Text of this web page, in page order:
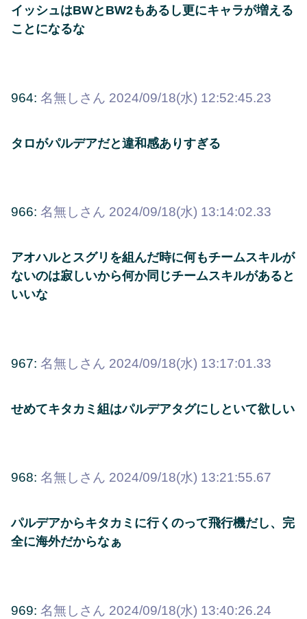
イッシュはBWとBW2もあるし更にキャラが増える
ことになるな
964: 名無しさん 2024/09/18(水) 12:52:45.23
タロがパルデアだと違和感ありすぎる
966: 名無しさん 2024/09/18(水) 13:14:02.33
アオハルとスグリを組んだ時に何もチームスキルが
ないのは寂しいから何か同じチームスキルがあると
いいな
967: 名無しさん 2024/09/18(水) 13:17:01.33
せめてキタカミ組はパルデアタグにしといて欲しい
968: 名無しさん 2024/09/18(水) 13:21:55.67
パルデアからキタカミに行くのって飛行機だし、完
全に海外だからなぁ
969: 名無しさん 2024/09/18(水) 13:40:26.24